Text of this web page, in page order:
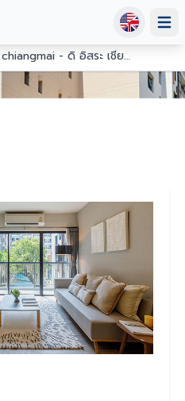
- ดิ อิสระ เชียงใหม่